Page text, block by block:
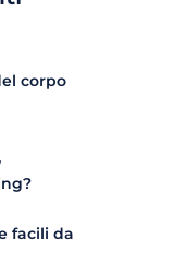
corpo
facili da